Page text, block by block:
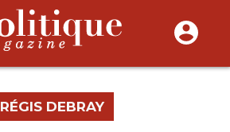
RÉGIS DEBRAY